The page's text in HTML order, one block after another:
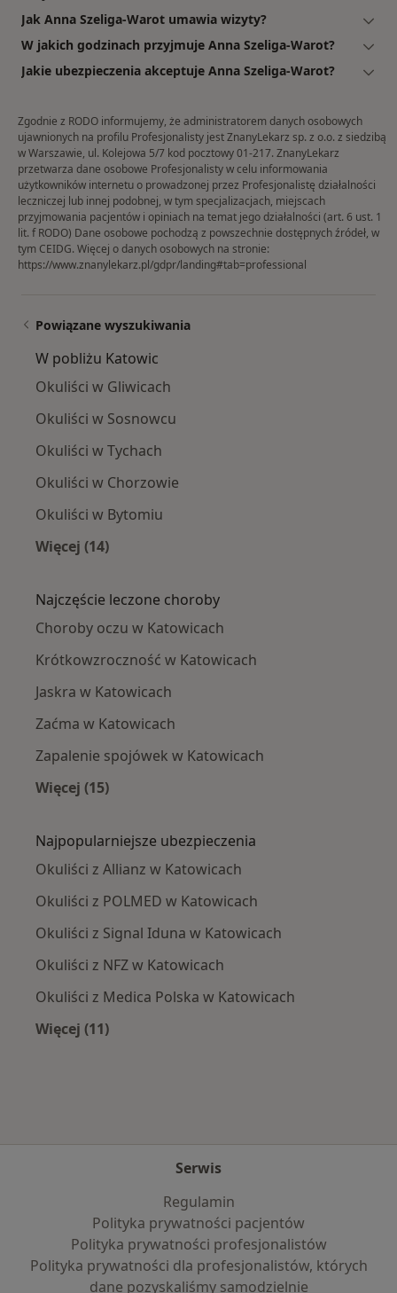
Jak Anna Szeliga-Warot umawia wizyty?
W jakich godzinach przyjmuje Anna Szeliga-Warot?
Jakie ubezpieczenia akceptuje Anna Szeliga-Warot?
Zgodnie z RODO informujemy, że administratorem danych osobowych
ujawnionych na profilu Profesjonalisty jest ZnanyLekarz sp. z o.o. z siedzibą
w Warszawie, ul. Kolejowa 5/7 kod pocztowy 01-217. ZnanyLekarz
przetwarza dane osobowe Profesjonalisty w celu informowania
użytkowników internetu o prowadzonej przez Profesjonalistę działalności
leczniczej lub innej podobnej, w tym specjalizacjach, miejscach
przyjmowania pacjentów i opiniach na temat jego działalności (art. 6 ust. 1
lit. f RODO) Dane osobowe pochodzą z powszechnie dostępnych źródeł, w
tym CEIDG. Więcej o danych osobowych na stronie:
https://www.znanylekarz.pl/gdpr/landing#tab=professional
Powiązane wyszukiwania
W pobliżu Katowic
Okuliści w Gliwicach
Okuliści w Sosnowcu
Okuliści w Tychach
Okuliści w Chorzowie
Okuliści w Bytomiu
Więcej (14)
Najczęście leczone choroby
Choroby oczu w Katowicach
Krótkowzroczność w Katowicach
Jaskra w Katowicach
Zaćma w Katowicach
Zapalenie spojówek w Katowicach
Więcej (15)
Najpopularniejsze ubezpieczenia
Okuliści z Allianz w Katowicach
Okuliści z POLMED w Katowicach
Okuliści z Signal Iduna w Katowicach
Okuliści z NFZ w Katowicach
Okuliści z Medica Polska w Katowicach
Więcej (11)
Serwis
Regulamin
Polityka prywatności pacjentów
Polityka prywatności profesjonalistów
Polityka prywatności dla profesjonalistów, których
dane pozyskaliśmy samodzielnie